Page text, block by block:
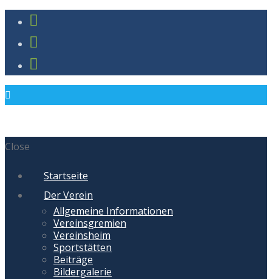
Close
Startseite
Der Verein
Allgemeine Informationen
Vereinsgremien
Vereinsheim
Sportstätten
Beiträge
Bildergalerie